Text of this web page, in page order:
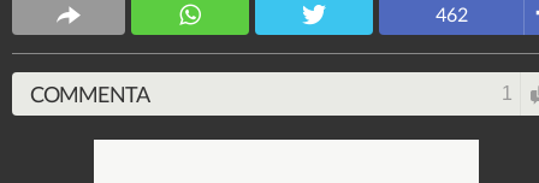
462
COMMENTA 1